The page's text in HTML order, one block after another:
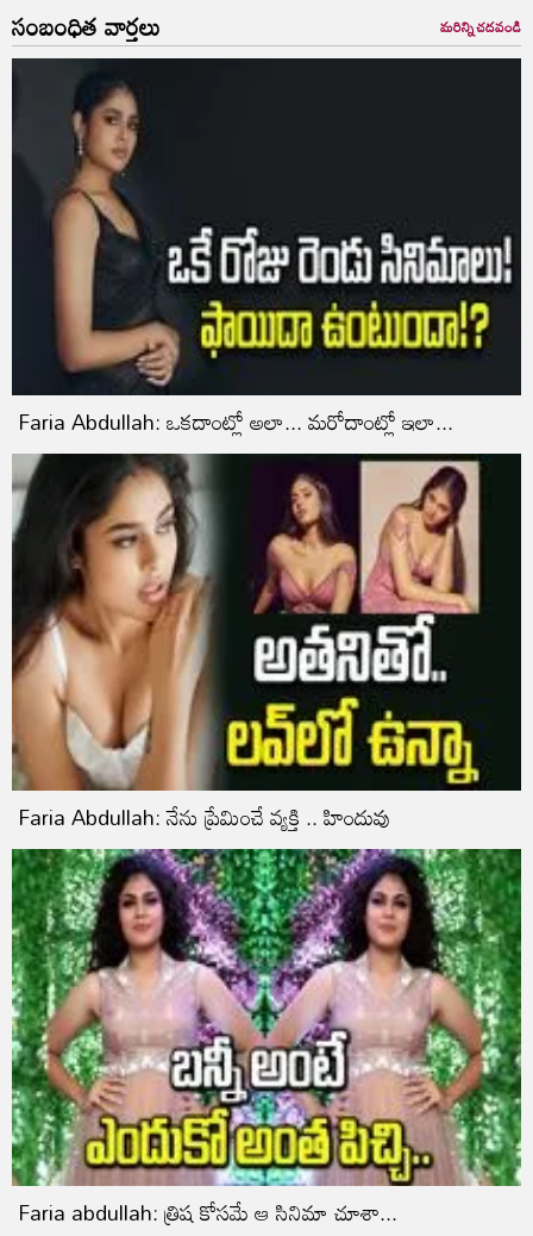
సంబంధిత వార్తలు మరిన్ని చదవండి
Faria Abdullah: ఒకదాంట్లో అలా... మరోదాంట్లో ఇలా...
Faria Abdullah: నేను ప్రేమించే వ్యక్తి .. హిందువు
Faria abdullah: త్రిష కోసమే ఆ సినిమా చూశా...